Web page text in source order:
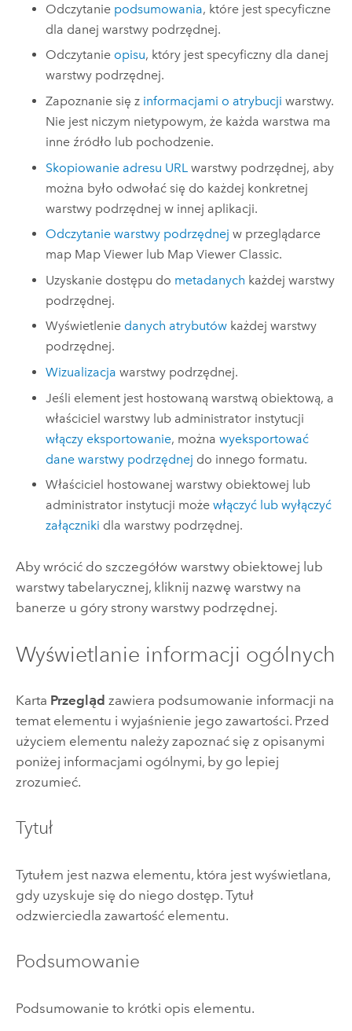
Odczytanie podsumowania, które jest specyficzne
dla danej warstwy podrzędnej.
Odczytanie opisu, który jest specyficzny dla danej
warstwy podrzędnej.
Zapoznanie się z informacjami o atrybucji warstwy.
Nie jest niczym nietypowym, że każda warstwa ma
inne źródło lub pochodzenie.
Skopiowanie adresu URL warstwy podrzędnej, aby
można było odwołać się do każdej konkretnej
warstwy podrzędnej w innej aplikacji.
Odczytanie warstwy podrzędnej w przeglądarce
map Map Viewer lub Map Viewer Classic.
Uzyskanie dostępu do metadanych każdej warstwy
podrzędnej.
Wyświetlenie danych atrybutów każdej warstwy
podrzędnej.
Wizualizacja warstwy podrzędnej.
Jeśli element jest hostowaną warstwą obiektową, a
właściciel warstwy lub administrator instytucji
włączy eksportowanie, możnawyeksportować
dane warstwy podrzędnej do innego formatu.
Właściciel hostowanej warstwy obiektowej lub
administrator instytucji możewłączyć lub wyłączyć
załączniki dla warstwy podrzędnej.
Aby wrócić do szczegółów warstwy obiektowej lub
warstwy tabelarycznej, kliknij nazwę warstwy na
banerze u góry strony warstwy podrzędnej.
Wyświetlanie informacji ogólnych
Karta Przegląd zawiera podsumowanie informacji na
temat elementu i wyjaśnienie jego zawartości. Przed
użyciem elementu należy zapoznać się z opisanymi
poniżej informacjami ogólnymi, by go lepiej
zrozumieć.
Tytuł
Tytułem jest nazwa elementu, która jest wyświetlana,
gdy uzyskuje się do niego dostęp. Tytuł
odzwierciedla zawartość elementu.
Podsumowanie
Podsumowanie to krótki opis elementu.